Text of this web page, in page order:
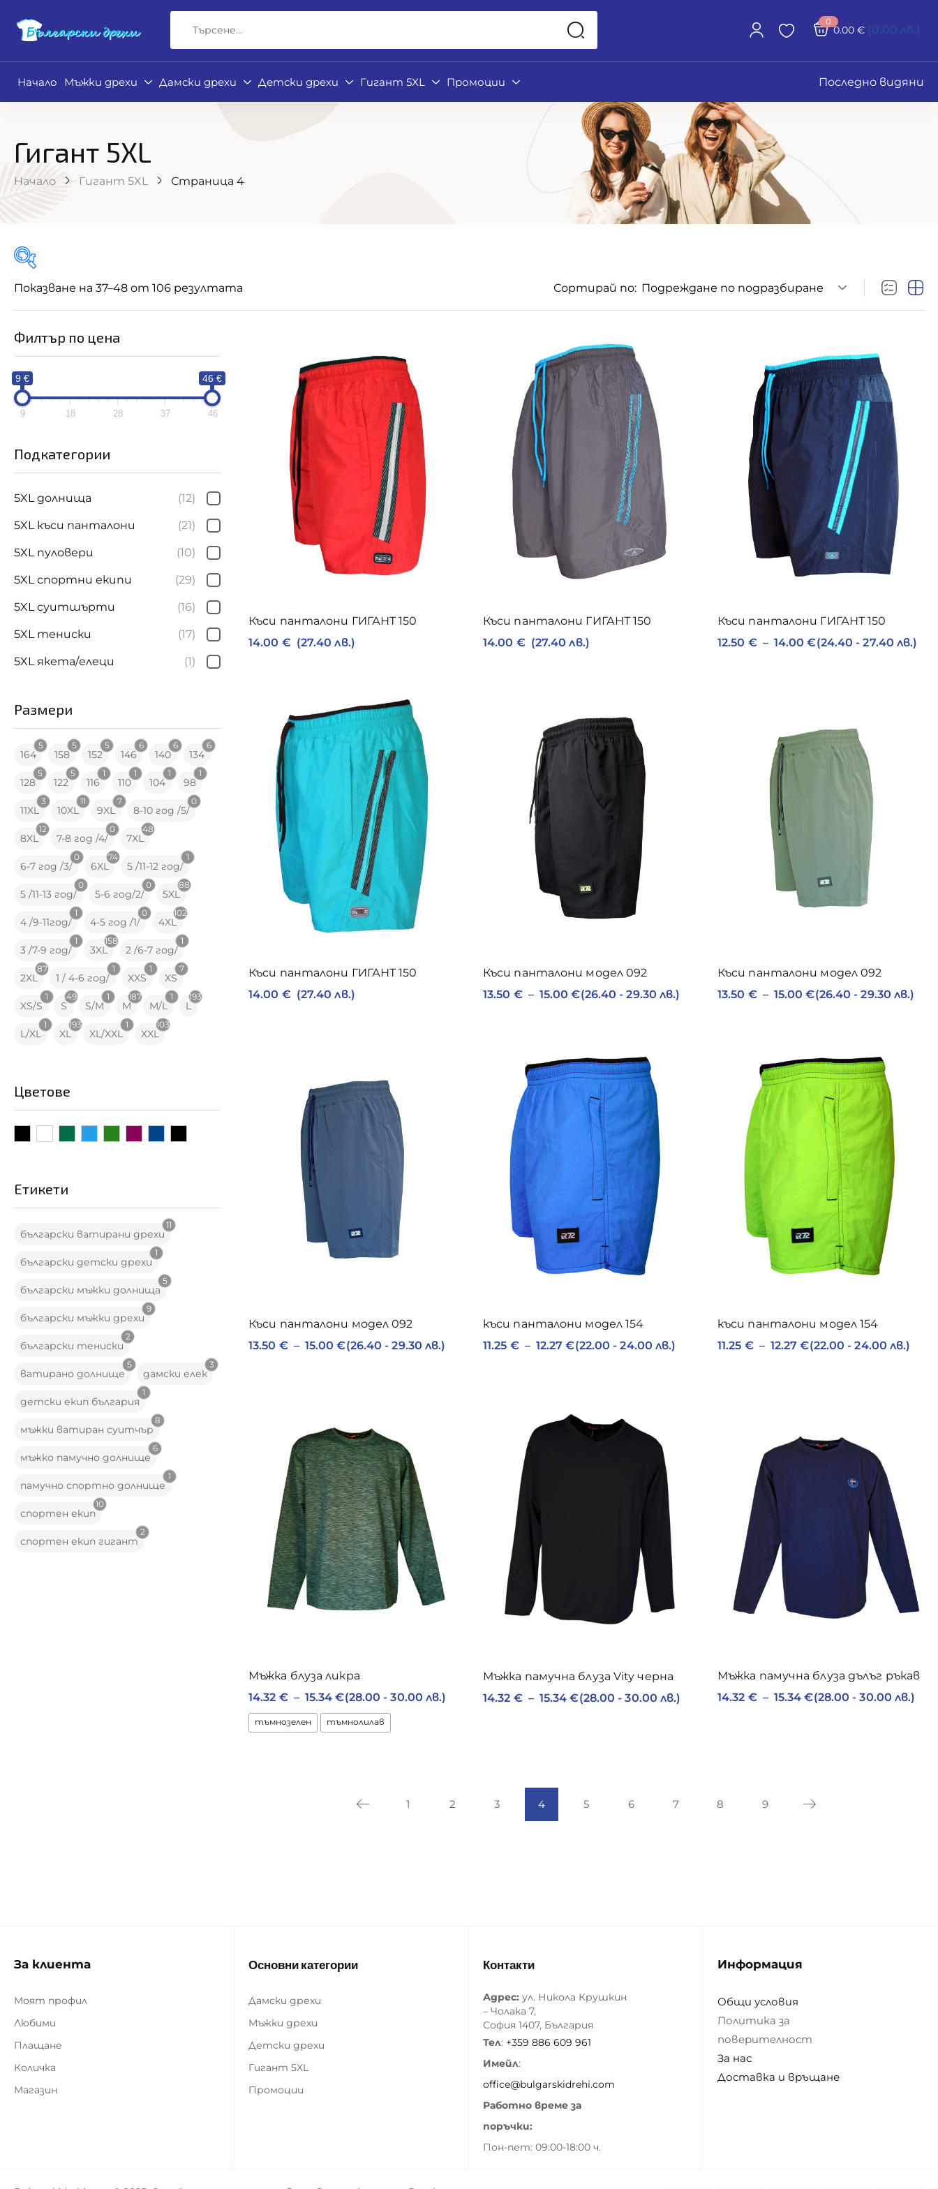
0
0.00€
Начало Мъжки дрехи Дамски дрехи Детски дрехи Гигант 5XL Промоции Последно видяни
Гигант 5XL
Начало Гигант 5XL Страница 4
Филтър по цена
46
(21)
5XL пуловери
(10)
5XL спортни екипи
5XL суитшърти
5XL тениски
5XL якета/елеци
Размери
116 10XL 9XL
8-10 год /5/ 7-8 год /4/
48
7XL 6-7 год /3/
74
6XL 5 /11-13 год/
0
5-6 год/2/
88
5XL
4 /9-11год/ 4XL
1
2 /6-7 год/ 1 / 4-6 год/
7
XS
49
S S/M L L/XL XL/XXL
XXL
Цветове Етикети
български ватирани дрехи
български детски дрехи
български мъжки долнища
ватирано долнище дамски елек
детски екип българия мъжки ватиран суитчър
памучно спортно долнище
спортен екип гигант
Показване на 37–48 от 106 резултата Сортирай по: Подреждане по подразбиране
Филтър по цена
9 € 46 €
9 18 28 37 46
Подкатегории
5XL долнища (12)
5XL къси панталони (21)
5XL пуловери (10)
5XL спортни екипи (29)
5XL суитшърти (16)
5XL тениски (17)
5XL якета/елеци (1)
Размери
5
164
5
158
5
152
6
146
6
140
6
134
5
128
5
122
1
116
1
110
1
104
1
98
3
11XL
11
10XL
7
9XL
0
8-10 год /5/
12
8XL
0
7-8 год /4/
48
7XL
0
6-7 год /3/
74
6XL
1
5 /11-12 год/
0
5 /11-13 год/
0
5-6 год/2/
88
5XL
1
4 /9-11год/
0
4-5 год /1/
102
4XL
1
3 /7-9 год/
158
3XL
1
2 /6-7 год/
87
2XL
1
1 / 4-6 год/
1
XXS
7
XS
1
XS/S
49
S
1
S/M
187
M
1
M/L
193
L
1
L/XL
193
XL
1
XL/XXL
103
XXL
Цветове
Етикети
11
български ватирани дрехи
1
български детски дрехи
5
български мъжки долнища
9
български мъжки дрехи
2
български тениски
5
ватирано долнище
3
дамски елек
1
детски екип българия
8
мъжки ватиран суитчър
6
мъжко памучно долнище
1
памучно спортно долнище
10
спортен екип
2
спортен екип гигант
Къси панталони ГИГАНТ 150
14.00 € (27.40 лв.)
Къси панталони ГИГАНТ 150
14.00 € (27.40 лв.)
Къси панталони ГИГАНТ 150
12.50 € – 14.00€(24.40 - 27.40 лв.)
Къси панталони ГИГАНТ 150
14.00 € (27.40 лв.)
Къси панталони модел 092
13.50 € – 15.00€(26.40 - 29.30 лв.)
Къси панталони модел 092
13.50 € – 15.00€(26.40 - 29.30 лв.)
Къси панталони модел 092
13.50 € – 15.00€(26.40 - 29.30 лв.)
къси панталони модел 154
11.25 € – 12.27€(22.00 - 24.00 лв.)
къси панталони модел 154
11.25 € – 12.27€(22.00 - 24.00 лв.)
Мъжка блуза ликра
14.32 € – 15.34€(28.00 - 30.00 лв.)
тъмнозелен тъмнолилав
Мъжка памучна блуза Vity черна
14.32 € – 15.34€(28.00 - 30.00 лв.)
Мъжка памучна блуза дълъг ръкав
14.32 € – 15.34€(28.00 - 30.00 лв.)
1 2 3 4 5 6 7 8 9
За клиента
Моят профил
Любими
Плащане
Количка
Магазин
Основни категории
Дамски дрехи
Мъжки дрехи
Детски дрехи
Гигант 5XL
Промоции
Контакти
Адрес: ул. Никола Крушкин
– Чолака 7,
София 1407, България
Тел: +359 886 609 961
Имейл:
office@bulgarskidrehi.com
Работно време за
поръчки:
Пон-пет: 09:00-18:00 ч.
Информация
Общи условия
Политика за
поверителност
За нас
Доставка и връщане